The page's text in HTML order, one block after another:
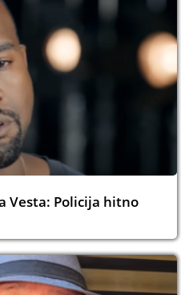
Vesta: Policija hitno